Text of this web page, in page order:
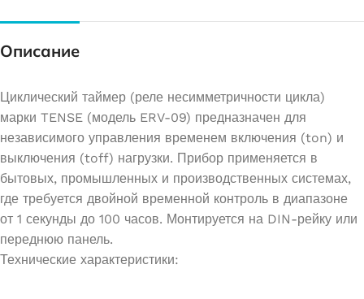
Описание
Циклический таймер (реле несимметричности цикла)
марки TENSE (модель ERV-09) предназначен для
независимого управления временем включения (ton) и
выключения (toff) нагрузки. Прибор применяется в
бытовых, промышленных и производственных системах,
где требуется двойной временной контроль в диапазоне
от 1 секунды до 100 часов. Монтируется на DIN-рейку или
переднюю панель.
Технические характеристики: